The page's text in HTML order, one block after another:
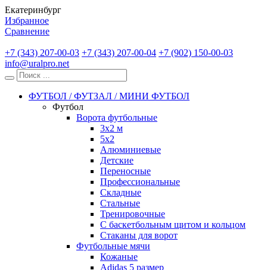
Екатеринбург
Избранное
Сравнение
+7 (343) 207-00-03 +7 (343) 207-00-04 +7 (902) 150-00-03
info@uralpro.net
ФУТБОЛ / ФУТЗАЛ / МИНИ ФУТБОЛ
Футбол
Ворота футбольные
3х2 м
5х2
Алюминиевые
Детские
Переносные
Профессиональные
Складные
Стальные
Тренировочные
С баскетбольным щитом и кольцом
Стаканы для ворот
Футбольные мячи
Кожаные
Adidas 5 размер